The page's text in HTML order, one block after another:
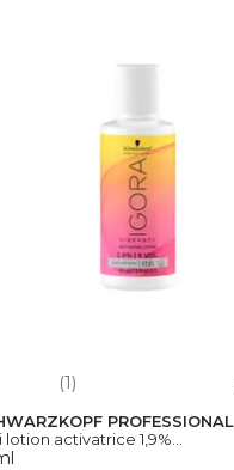
(1)
PROFESSIONAL
lotion activatrice 1,9%...